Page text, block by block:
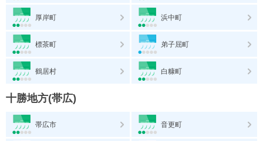
厚岸町 浜中町
標茶町 弟子屈町
鶴居村 白糠町
十勝地方(帯広)
帯広市 音更町